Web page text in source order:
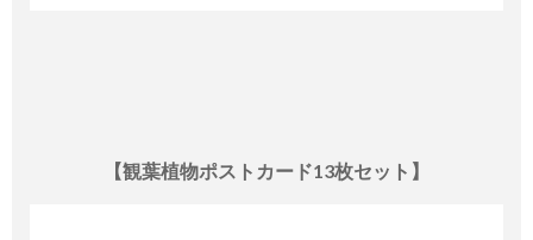
【観葉植物ポストカード13枚セット】